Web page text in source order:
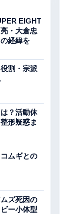
EIGHT
・大倉忠
経緯を
割・宗派
？活動休
形疑惑ま
ムギとの
ズ死因の
ー小体型